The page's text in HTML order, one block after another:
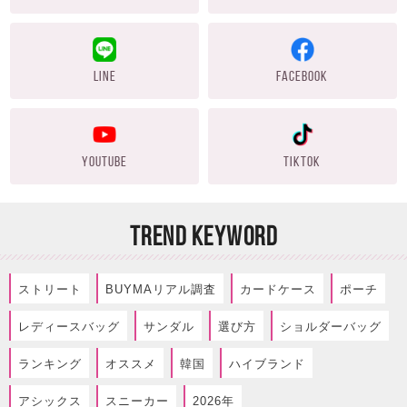
LINE FACEBOOK
YOUTUBE TIKTOK
TREND KEYWORD
ストリート BUYMAリアル調査 カードケース ポーチ
レディースバッグ サンダル 選び方 ショルダーバッグ
ランキング オススメ 韓国 ハイブランド
アシックス スニーカー 2026年